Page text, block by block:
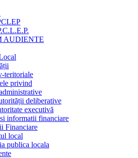
AUDIENTE
teritoriale
privind
deliberative
executivă
informatii financiare
Financiare
local
publica locala